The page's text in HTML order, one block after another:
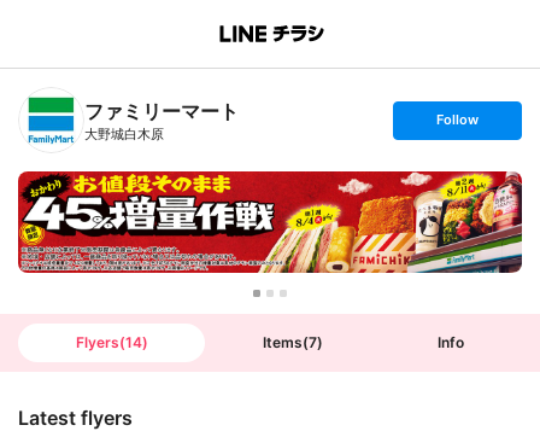
B
n
T
ファミリーマート
大野城白木原
s
t
o
l
l
o
w
Follow
Flyers(14) Items(7) Info
Latest flyers